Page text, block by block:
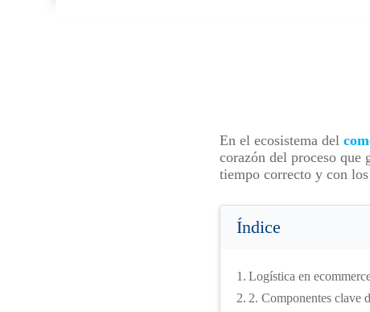
En el ecosistema del
corazón del proceso
tiempo correcto y con los
Índice
Logística en
2. Componentes clave